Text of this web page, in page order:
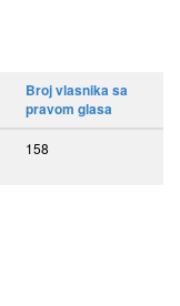
Broj vlasnika sa
pravom glasa
158